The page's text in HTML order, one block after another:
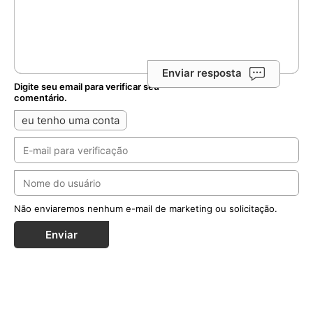
Enviar resposta
Digite seu email para verificar seu
comentário.
eu tenho uma conta
Não enviaremos nenhum e-mail de marketing ou solicitação.
Enviar